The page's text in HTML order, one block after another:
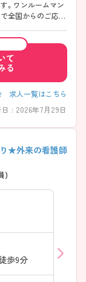
。ワンルームマン
全国からのご応募
ど、さらに詳細を
て
る
求人一覧はこちら
: 2026年7月29日
り★外来の看護師
)
歩9分